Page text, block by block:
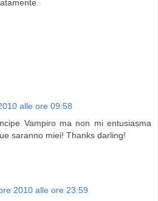
alle ore 09:58
Vampiro ma non mi entusiasma
saranno miei! Thanks darling!
2010 alle ore 23:59